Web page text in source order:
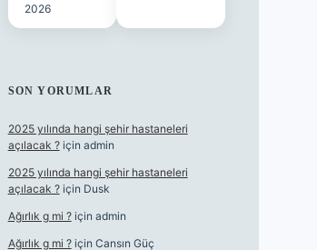
2026
SON YORUMLAR
2025 yılında hangi şehir hastaneleri
açılacak ?için admin
2025 yılında hangi şehir hastaneleri
açılacak ?için Dusk
Ağırlık g mi ?için admin
Ağırlık g mi ?için Cansın Güç